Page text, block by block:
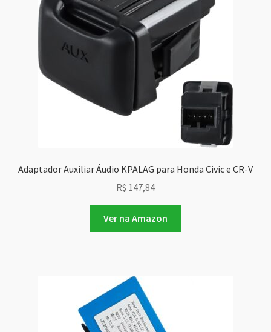
Adaptador Auxiliar Áudio KPALAG para Honda Civic e CR-V
R$ 147,84
Ver na Amazon